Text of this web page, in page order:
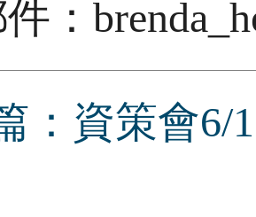
：
：資策會